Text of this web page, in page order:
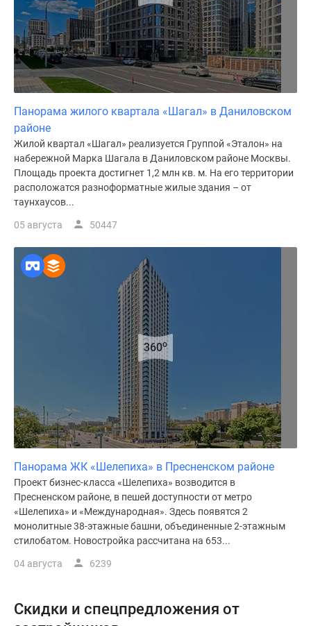
Панорама жилого квартала «Шагал» в Даниловском
районе
Жилой квартал «Шагал» реализуется Группой «Эталон» на
набережной Марка Шагала в Даниловском районе Москвы.
Площадь проекта достигнет 1,2 млн кв. м. На его территории
расположатся разноформатные жилые здания – от
таунхаусов...
05 августа 50447
360o
Панорама ЖК «Шелепиха» в Пресненском районе
Проект бизнес-класса «Шелепиха» возводится в
Пресненском районе, в пешей доступности от метро
«Шелепиха» и «Международная». Здесь появятся 2
монолитные 38-этажные башни, объединенные 2-этажным
стилобатом. Новостройка рассчитана на 653...
04 августа 6239
Скидки и спецпредложения от